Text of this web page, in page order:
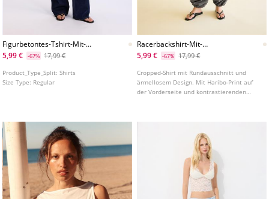
Figurbetontes-Tshirt-Mit-
Spitze-Und-Grafik
5,99 € -67% 17,99 €
Product_Type_Split:Shirts
Size Type: Regular
Racerbackshirt-Mit-
Hariboprint
5,99 € -67% 17,99 €
Cropped-Shirt mit Rundausschnitt und
ärmellosem Design. Mit Haribo-Print auf
der Vorderseite und kontrastierenden